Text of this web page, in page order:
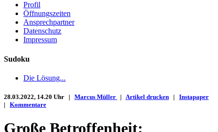
Profil
Öffnungszeiten
Ansprechpartner
Datenschutz
Impressum
Sudoku
Die Lösung...
28.03.2022, 14.20 Uhr | Marcus Müller | Artikel drucken | Instapaper
| Kommentare
Große Betroffenheit: